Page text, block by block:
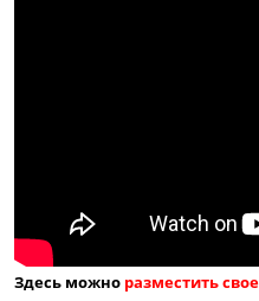
Здесь можно разместить